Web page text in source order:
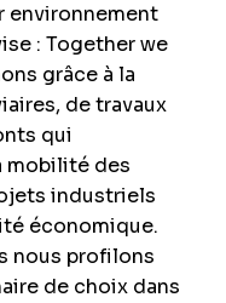
environnement
: Together we
grâce à la
de travaux
qui
mobilité des
industriels
économique.
nous profilons
de choix dans